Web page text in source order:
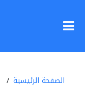
الصفحة الرئيسية